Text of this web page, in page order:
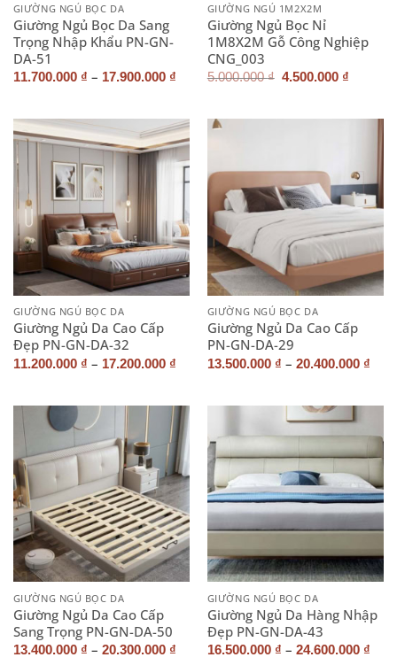
GIƯỜNG NGỦ BỌC DA
Giường Ngủ Bọc Da Sang
Trọng Nhập Khẩu PN-GN-
DA-51
11.700.000 ₫ – 17.900.000 ₫
GIƯỜNG NGỦ 1M2X2M
Giường Ngủ Bọc Nỉ
1M8X2M Gỗ Công Nghiệp
CNG_003
5.000.000₫ Giá
4.500.000 ₫
GIƯỜNG NGỦ BỌC DA
Giường Ngủ Da Cao Cấp
Đẹp PN-GN-DA-32
11.200.000 ₫ – 17.200.000 ₫
GIƯỜNG NGỦ BỌC DA
Giường Ngủ Da Cao Cấp
PN-GN-DA-29
13.500.000 ₫ – 20.400.000 ₫
GIƯỜNG NGỦ BỌC DA
Giường Ngủ Da Cao Cấp
Sang Trọng PN-GN-DA-50
13.400.000 ₫ – 20.300.000 ₫
GIƯỜNG NGỦ BỌC DA
Giường Ngủ Da Hàng Nhập
Đẹp PN-GN-DA-43
16.500.000 ₫ – 24.600.000 ₫